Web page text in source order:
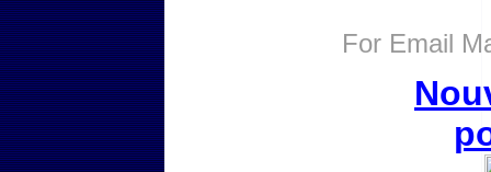
For Email